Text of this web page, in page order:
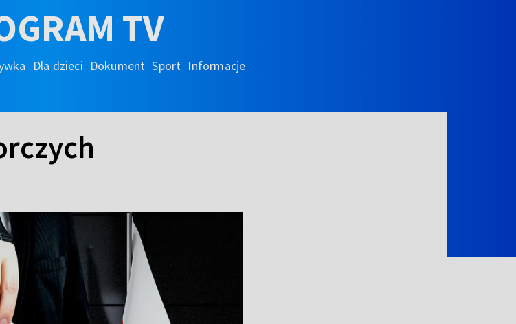
TV
Dla dzieci Dokument Sport Informacje